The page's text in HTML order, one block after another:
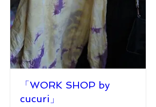
「WORK SHOP by
cucuri」